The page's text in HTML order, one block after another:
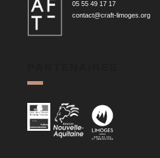
05 55 49 17 17
contact@craft-limoges.org